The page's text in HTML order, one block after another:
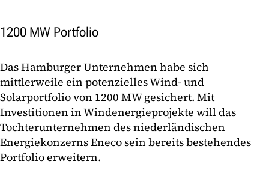
1200 MW Portfolio
Das Hamburger Unternehmen habe sich
mittlerweile ein potenzielles Wind- und
Solarportfolio von 1200 MW gesichert. Mit
Investitionen in Windenergieprojekte will das
Tochterunternehmen des niederländischen
Energiekonzerns Eneco sein bereits bestehendes
Portfolio erweitern.